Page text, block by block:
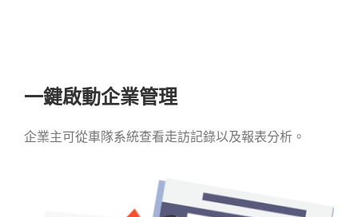
一鍵啟動企業管理
企業主可從車隊系統查看走訪記錄以及報表分析。